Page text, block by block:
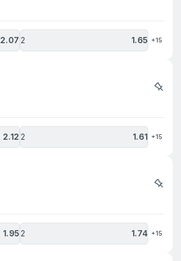
2.07 2 1.65 +15
2.12 2 1.61 +15
1.95 2 1.74 +15